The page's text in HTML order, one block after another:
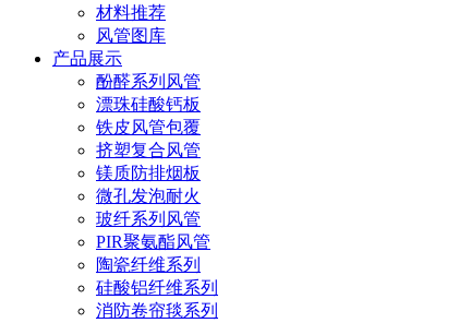
材料推荐
风管图库
产品展示
酚醛系列风管
漂珠硅酸钙板
铁皮风管包覆
挤塑复合风管
镁质防排烟板
微孔发泡耐火
玻纤系列风管
PIR聚氨酯风管
陶瓷纤维系列
硅酸铝纤维系列
消防卷帘毯系列